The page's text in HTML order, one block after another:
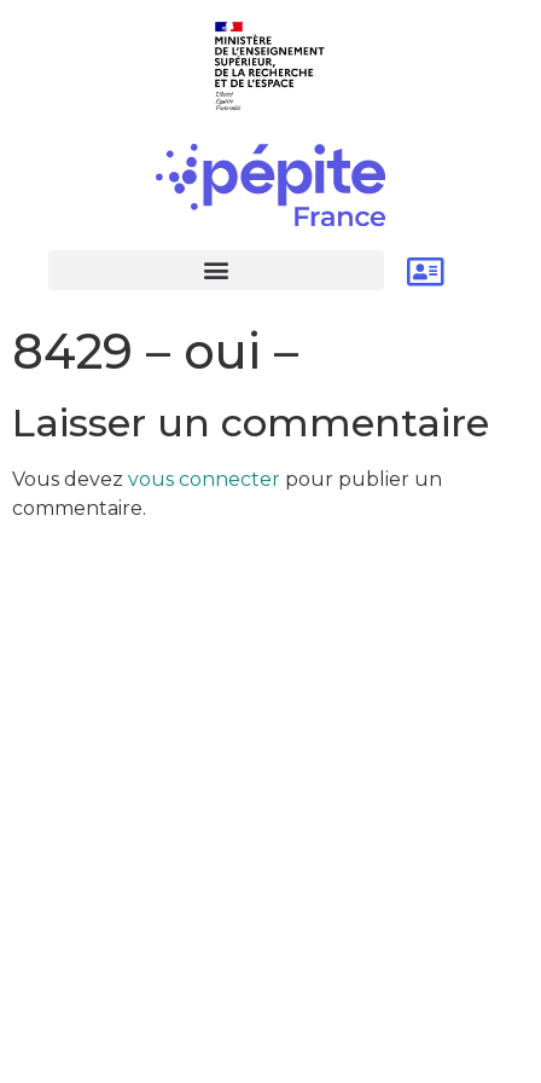
8429 – oui –
Laisser un commentaire
Vous devez vous connecter pour publier un
commentaire.